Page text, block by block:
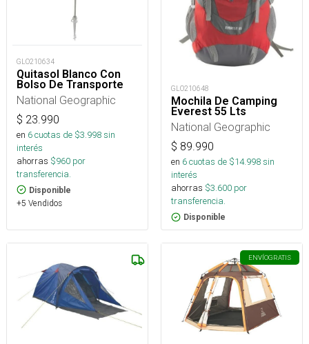
GLO210634
Quitasol Blanco Con
Bolso De Transporte
National Geographic
$ 23.990
en 6cuotas de $3.998sin
interés
ahorras $960 por
transferencia.
Disponible
+5 Vendidos
GLO210648
Mochila De Camping
Everest 55 Lts
National Geographic
$ 89.990
en 6cuotas de $14.998sin
interés
ahorras $3.600 por
transferencia.
Disponible
ENVÍOGRATIS